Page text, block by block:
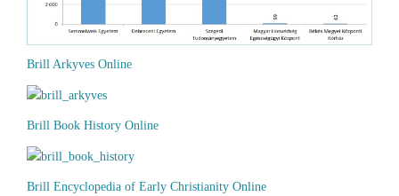
Brill Arkyves Online
Brill Book History Online
Brill Encyclopedia of Early Christianity Online